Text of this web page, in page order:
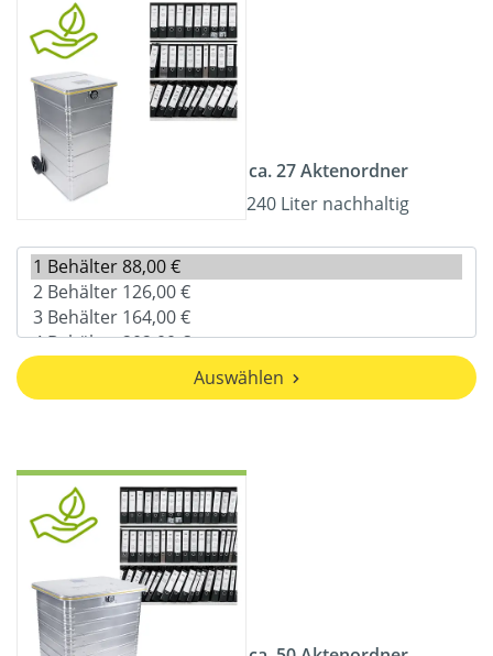
ca. 27 Aktenordner
240 Liter nachhaltig
Auswählen